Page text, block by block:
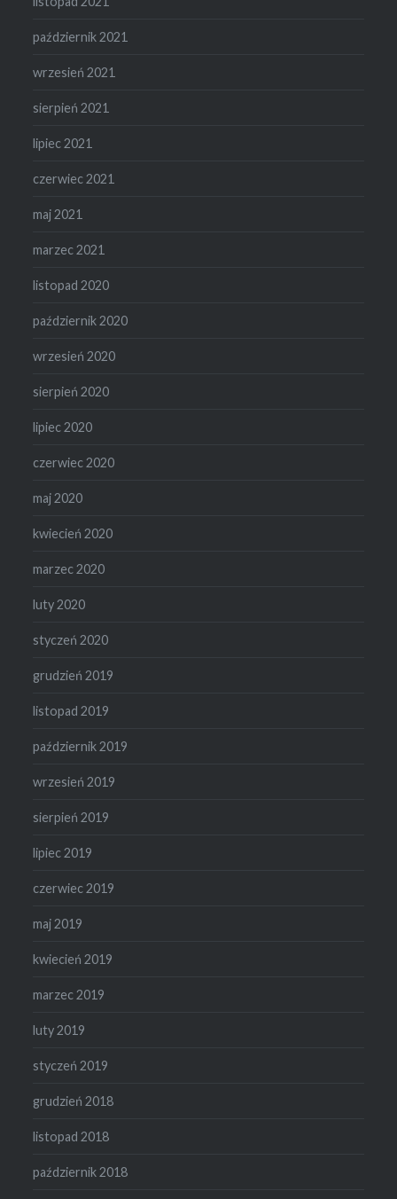
październik 2021
wrzesień 2021
sierpień 2021
lipiec 2021
czerwiec 2021
maj 2021
marzec 2021
listopad 2020
październik 2020
wrzesień 2020
sierpień 2020
lipiec 2020
czerwiec 2020
maj 2020
kwiecień 2020
marzec 2020
luty 2020
styczeń 2020
grudzień 2019
listopad 2019
październik 2019
wrzesień 2019
sierpień 2019
lipiec 2019
czerwiec 2019
maj 2019
kwiecień 2019
marzec 2019
luty 2019
styczeń 2019
grudzień 2018
listopad 2018
październik 2018